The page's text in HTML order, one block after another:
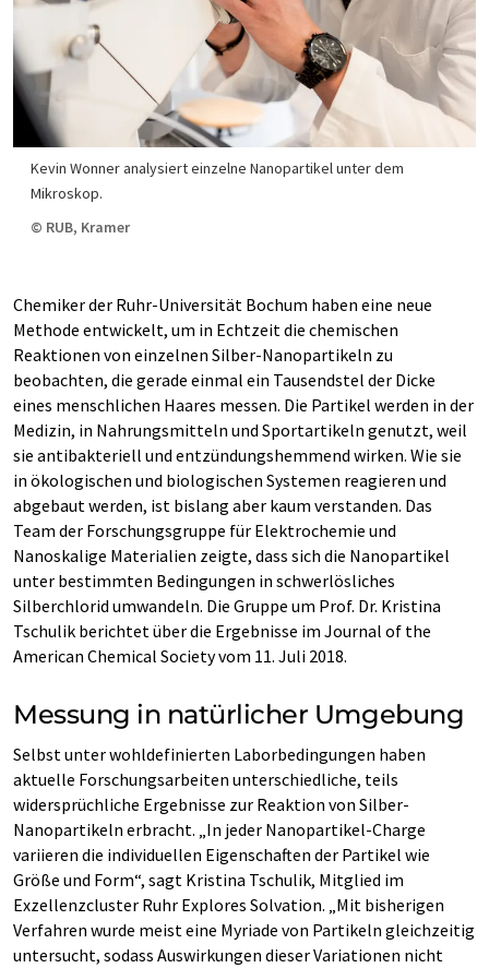
Kevin Wonner analysiert einzelne Nanopartikel unter dem
Mikroskop.
© RUB, Kramer
Chemiker der Ruhr-Universität Bochum haben eine neue
Methode entwickelt, um in Echtzeit die chemischen
Reaktionen von einzelnen Silber-Nanopartikeln zu
beobachten, die gerade einmal ein Tausendstel der Dicke
eines menschlichen Haares messen. Die Partikel werden in der
Medizin, in Nahrungsmitteln und Sportartikeln genutzt, weil
sie antibakteriell und entzündungshemmend wirken. Wie sie
in ökologischen und biologischen Systemen reagieren und
abgebaut werden, ist bislang aber kaum verstanden. Das
Team der Forschungsgruppe für Elektrochemie und
Nanoskalige Materialien zeigte, dass sich die Nanopartikel
unter bestimmten Bedingungen in schwerlösliches
Silberchlorid umwandeln. Die Gruppe um Prof. Dr. Kristina
Tschulik berichtet über die Ergebnisse im Journal of the
American Chemical Society vom 11. Juli 2018.
Messung in natürlicher Umgebung
Selbst unter wohldefinierten Laborbedingungen haben
aktuelle Forschungsarbeiten unterschiedliche, teils
widersprüchliche Ergebnisse zur Reaktion von Silber-
Nanopartikeln erbracht. „In jeder Nanopartikel-Charge
variieren die individuellen Eigenschaften der Partikel wie
Größe und Form“, sagt Kristina Tschulik, Mitglied im
Exzellenzcluster Ruhr Explores Solvation. „Mit bisherigen
Verfahren wurde meist eine Myriade von Partikeln gleichzeitig
untersucht, sodass Auswirkungen dieser Variationen nicht